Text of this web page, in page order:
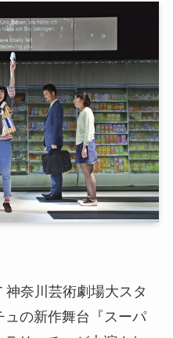
奈川芸術劇場大スタ
ュの新作舞台『スーパ